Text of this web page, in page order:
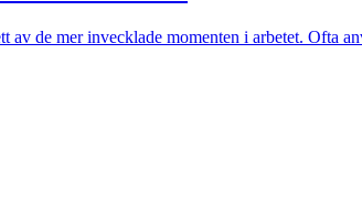
de mer invecklade momenten i arbetet. Ofta